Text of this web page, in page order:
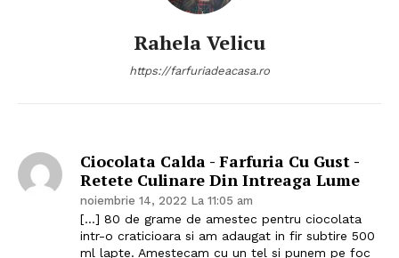
Rahela Velicu
https://farfuriadeacasa.ro
Ciocolata Calda - Farfuria Cu Gust -
Retete Culinare Din Intreaga Lume
noiembrie 14, 2022 La 11:05 am
[…] 80 de grame de amestec pentru ciocolata
intr-o craticioara si am adaugat in fir subtire 500
ml lapte. Amestecam cu un tel si punem pe foc